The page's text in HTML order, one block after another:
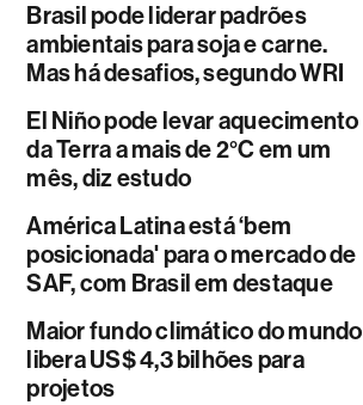
Brasil pode liderar padrões
ambientais para soja e carne.
Mas há desafios, segundo WRI
El Niño pode levar aquecimento
da Terra a mais de 2°C em um
mês, diz estudo
América Latina está ‘bem
posicionada' para o mercado de
SAF, com Brasil em destaque
Maior fundo climático do mundo
libera US$ 4,3 bilhões para
projetos